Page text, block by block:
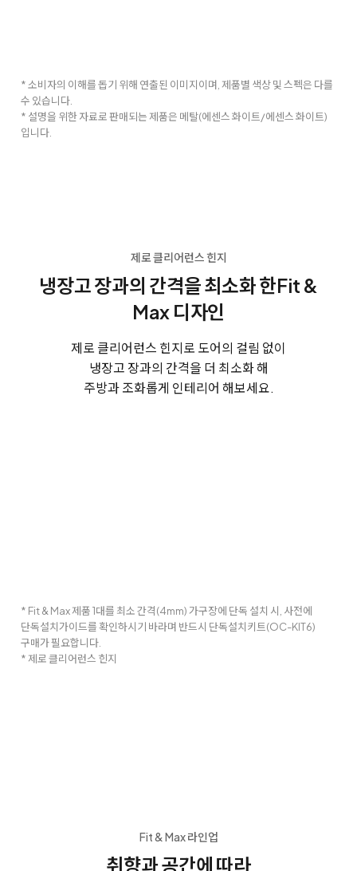
* 소비자의 이해를 돕기 위해 연출된 이미지이며, 제품별 색상 및 스펙은 다를
수 있습니다.
* 설명을 위한 자료로 판매되는 제품은 메탈(에센스 화이트/에센스 화이트)
입니다.
제로 클리어런스 힌지
냉장고 장과의 간격을 최소화 한Fit &
Max 디자인
제로 클리어런스 힌지로 도어의 걸림 없이
냉장고 장과의 간격을 더 최소화 해
주방과 조화롭게 인테리어 해보세요.
* Fit & Max 제품 1대를 최소 간격(4mm) 가구장에 단독 설치 시, 사전에
단독설치가이드를 확인하시기 바라며 반드시 단독설치키트(OC-KIT6)
구매가 필요합니다.
* 제로 클리어런스 힌지
Fit & Max 라인업
취향과 공간에 따라